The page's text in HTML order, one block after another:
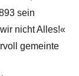
sein
nicht Alles!«
gemeinte